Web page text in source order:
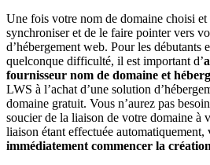
Une fois votre nom de domaine choisi
synchroniser et de le faire pointer vers
d’hébergement web. Pour les débutants
quelconque difficulté, il est important d’
fournisseur nom de domaine et
LWS à l’achat d’une solution
domaine gratuit. Vous n’aurez pas
soucier de la liaison de votre domaine à
liaison étant effectuée automatiquement,
immédiatement commencer la